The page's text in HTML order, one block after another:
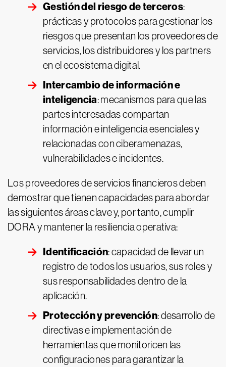
Gestión del riesgo de terceros:
prácticas y protocolos para gestionar los
riesgos que presentan los proveedores de
servicios, los distribuidores y los partners
en el ecosistema digital.
Intercambio de información e
inteligencia: mecanismos para que las
partes interesadas compartan
información e inteligencia esenciales y
relacionadas con ciberamenazas,
vulnerabilidades e incidentes.
Los proveedores de servicios financieros deben
demostrar que tienen capacidades para abordar
las siguientes áreas clave y, por tanto, cumplir
DORA y mantener la resiliencia operativa:
Identificación: capacidad de llevar un
registro de todos los usuarios, sus roles y
sus responsabilidades dentro de la
aplicación.
Protección y prevención: desarrollo de
directivas e implementación de
herramientas que monitoricen las
configuraciones para garantizar la